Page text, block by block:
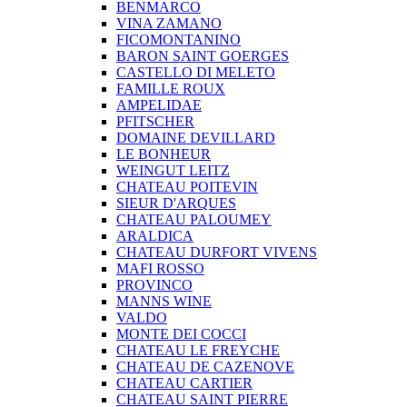
BENMARCO
VINA ZAMANO
FICOMONTANINO
BARON SAINT GOERGES
CASTELLO DI MELETO
FAMILLE ROUX
AMPELIDAE
PFITSCHER
DOMAINE DEVILLARD
LE BONHEUR
WEINGUT LEITZ
CHATEAU POITEVIN
SIEUR D'ARQUES
CHATEAU PALOUMEY
ARALDICA
CHATEAU DURFORT VIVENS
MAFI ROSSO
PROVINCO
MANNS WINE
VALDO
MONTE DEI COCCI
CHATEAU LE FREYCHE
CHATEAU DE CAZENOVE
CHATEAU CARTIER
CHATEAU SAINT PIERRE